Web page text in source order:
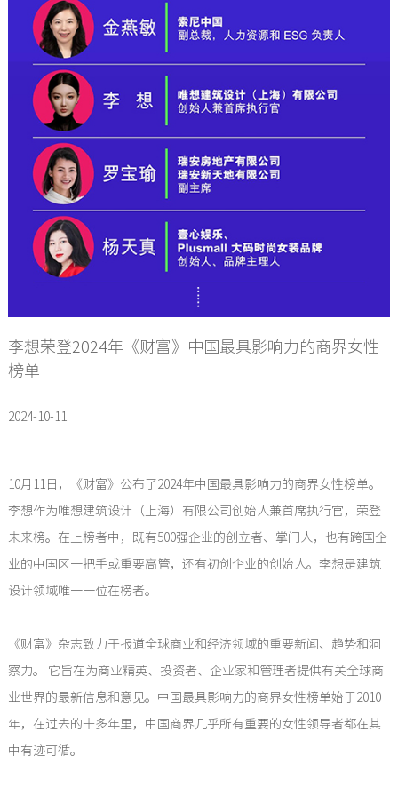
李想荣登2024年《财富》中国最具影响力的商界女性
榜单
2024-10-11
10月11日，《财富》公布了2024年中国最具影响力的商界女性榜单。
李想作为唯想建筑设计（上海）有限公司创始人兼首席执行官，荣登
未来榜。在上榜者中，既有500强企业的创立者、掌门人，也有跨国企
业的中国区一把手或重要高管，还有初创企业的创始人。李想是建筑
设计领域唯一一位在榜者。
《财富》杂志致力于报道全球商业和经济领域的重要新闻、趋势和洞
察力。 它旨在为商业精英、投资者、企业家和管理者提供有关全球商
业世界的最新信息和意见。中国最具影响力的商界女性榜单始于2010
年，在过去的十多年里，中国商界几乎所有重要的女性领导者都在其
中有迹可循。